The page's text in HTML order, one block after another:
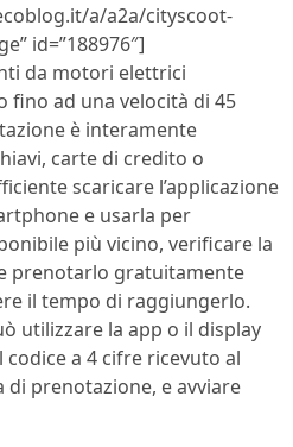
a/a2a/cityscoot-
id=”188976″]
da motori elettrici
fino ad una velocità di 45
è interamente
carte di credito o
scaricare l’applicazione
e usarla per
più vicino, verificare la
prenotarlo gratuitamente
il tempo di raggiungerlo.
utilizzare la app o il display
a 4 cifre ricevuto al
prenotazione, e avviare